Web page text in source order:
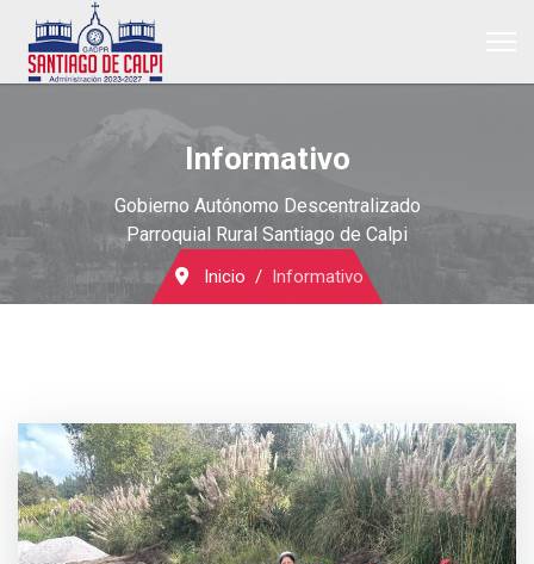
Informativo
Gobierno Autónomo Descentralizado
Parroquial Rural Santiago de Calpi
Inicio Informativo